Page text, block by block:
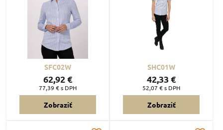
SFC02W
62,92 €
77,39 €s DPH
Zobraziť
SHC01W
42,33 €
52,07 €s DPH
Zobraziť